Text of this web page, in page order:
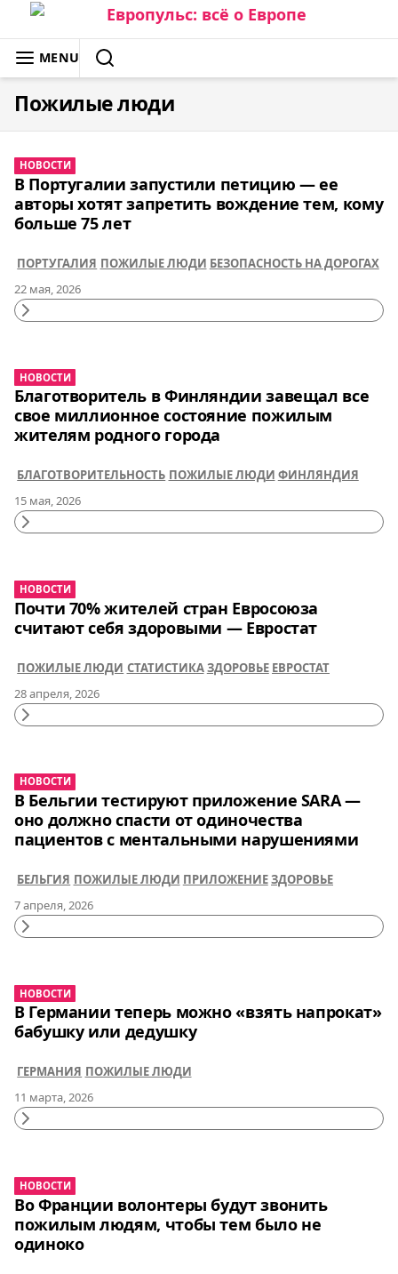
Skip
to
content
ЕВРОПУЛЬС: ВСЁ О ЕВРОПЕ
MENU
Пожилые люди
НОВОСТИ
В Португалии запустили петицию — ее
авторы хотят запретить вождение тем, кому
больше 75 лет
ПОРТУГАЛИЯ ПОЖИЛЫЕ ЛЮДИ БЕЗОПАСНОСТЬ НА ДОРОГАХ
22 мая, 2026
Continue
НОВОСТИ
Благотворитель в Финляндии завещал все
свое миллионное состояние пожилым
жителям родного города
БЛАГОТВОРИТЕЛЬНОСТЬ ПОЖИЛЫЕ ЛЮДИ ФИНЛЯНДИЯ
15 мая, 2026
Continue
НОВОСТИ
Почти 70% жителей стран Евросоюза
считают себя здоровыми — Евростат
ПОЖИЛЫЕ ЛЮДИ СТАТИСТИКАЗДОРОВЬЕ ЕВРОСТАТ
28 апреля, 2026
Continue
НОВОСТИ
В Бельгии тестируют приложение SARA —
оно должно спасти от одиночества
пациентов с ментальными нарушениями
БЕЛЬГИЯ ПОЖИЛЫЕ ЛЮДИ ПРИЛОЖЕНИЕЗДОРОВЬЕ
7 апреля, 2026
Continue
НОВОСТИ
В Германии теперь можно «взять напрокат»
бабушку или дедушку
ГЕРМАНИЯ ПОЖИЛЫЕ ЛЮДИ
11 марта, 2026
Continue
НОВОСТИ
Во Франции волонтеры будут звонить
пожилым людям, чтобы тем было не
одиноко